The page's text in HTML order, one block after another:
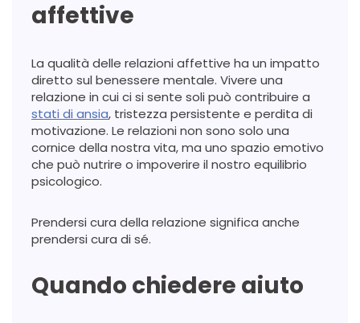
affettive
La qualità delle relazioni affettive ha un impatto
diretto sul benessere mentale. Vivere una
relazione in cui ci si sente soli può contribuire a
stati di ansia, tristezza persistente e perdita di
motivazione. Le relazioni non sono solo una
cornice della nostra vita, ma uno spazio emotivo
che può nutrire o impoverire il nostro equilibrio
psicologico.
Prendersi cura della relazione significa anche
prendersi cura di sé.
Quando chiedere aiuto